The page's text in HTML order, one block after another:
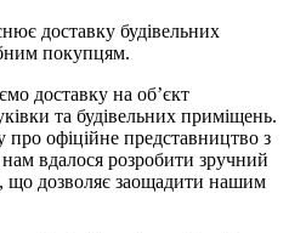
доставку будівельних
покупцям.
доставку на об’єкт
та будівельних приміщень.
офіційне представництво з
вдалося розробити зручний
що дозволяє заощадити нашим